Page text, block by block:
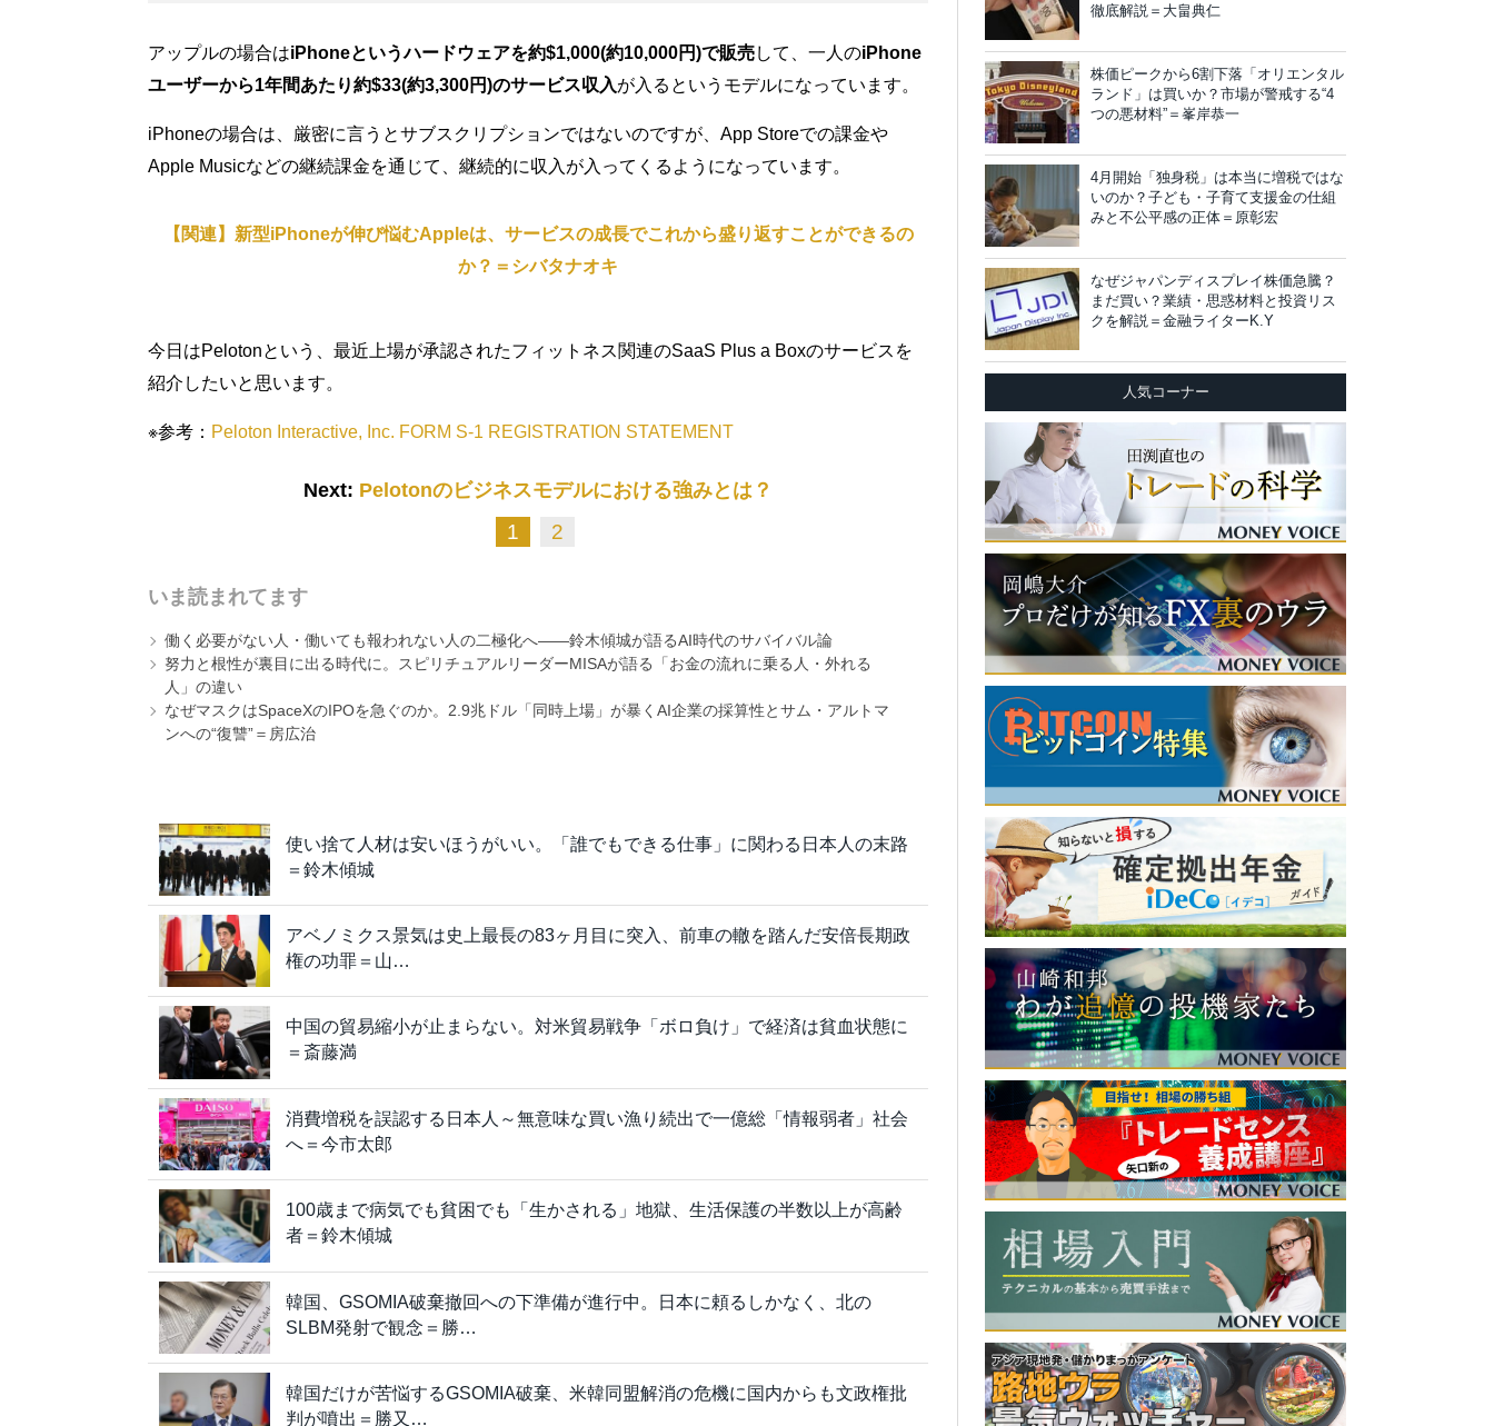
アップルの場合はiPhoneというハードウェアを約$1,000(約10,000円)で販売して、一人のiPhone
ユーザーから1年間あたり約$33(約3,300円)のサービス収入が入るというモデルになっています。
iPhoneの場合は、厳密に言うとサブスクリプションではないのですが、App Storeでの課金や
Apple Musicなどの継続課金を通じて、継続的に収入が入ってくるようになっています。
【関連】新型iPhoneが伸び悩むAppleは、サービスの成長でこれから盛り返すことができるの
か？＝シバタナオキ
今日はPelotonという、最近上場が承認されたフィットネス関連のSaaS Plus a Boxのサービスを
紹介したいと思います。
※参考： Peloton Interactive, Inc. FORM S-1 REGISTRATION STATEMENT
Next: Pelotonのビジネスモデルにおける強みとは？
1 2
いま読まれてます
働く必要がない人・働いても報われない人の二極化へ――鈴木傾城が語るAI時代のサバイバル論
努力と根性が裏目に出る時代に。スピリチュアルリーダーMISAが語る「お金の流れに乗る人・外れる
人」の違い
なぜマスクはSpaceXのIPOを急ぐのか。2.9兆ドル「同時上場」が暴くAI企業の採算性とサム・アルトマ
ンへの“復讐”＝房広治
使い捨て人材は安いほうがいい。「誰でもできる仕事」に関わる日本人の末路
＝鈴木傾城
アベノミクス景気は史上最長の83ヶ月目に突入、前車の轍を踏んだ安倍長期政
権の功罪＝山…
中国の貿易縮小が止まらない。対米貿易戦争「ボロ負け」で経済は貧血状態に
＝斎藤満
消費増税を誤認する日本人～無意味な買い漁り続出で一億総「情報弱者」社会
へ＝今市太郎
100歳まで病気でも貧困でも「生かされる」地獄、生活保護の半数以上が高齢
者＝鈴木傾城
韓国、GSOMIA破棄撤回への下準備が進行中。日本に頼るしかなく、北の
SLBM発射で観念＝勝…
韓国だけが苦悩するGSOMIA破棄、米韓同盟解消の危機に国内からも文政権批
判が噴出＝勝又…
徹底解説＝大畠典仁
株価ピークから6割下落「オリエンタル
ランド」は買いか？市場が警戒する“4
つの悪材料”＝峯岸恭一
4月開始「独身税」は本当に増税ではな
いのか？子ども・子育て支援金の仕組
みと不公平感の正体＝原彰宏
なぜジャパンディスプレイ株価急騰？
まだ買い？業績・思惑材料と投資リス
クを解説＝金融ライターK.Y
人気コーナー